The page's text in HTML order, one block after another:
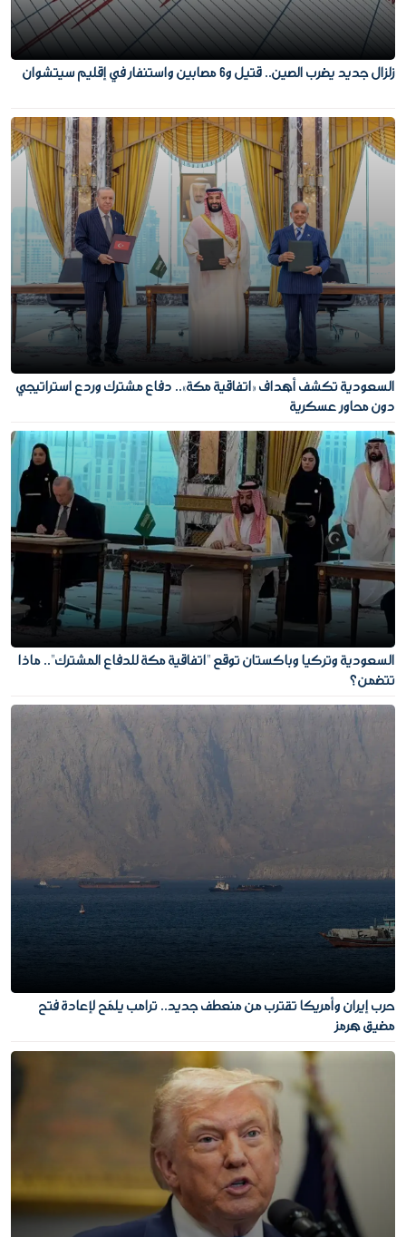
زلزال جديد يضرب الصين.. قتيل و6 مصابين واستنفار في إقليم سيتشوان
السعودية تكشف أهداف «اتفاقية مكة».. دفاع مشترك وردع استراتيجي
دون محاور عسكرية
السعودية وتركيا وباكستان توقع "اتفاقية مكة للدفاع المشترك".. ماذا
تتضمن؟
حرب إيران وأمريكا تقترب من منعطف جديد.. ترامب يلمّح لإعادة فتح
مضيق هرمز